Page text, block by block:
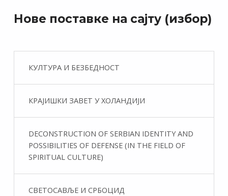
Нове поставке на сајту (избор)
КУЛТУРА И БЕЗБЕДНОСТ
КРАЈИШКИ ЗАВЕТ У ХОЛАНДИЈИ
DECONSTRUCTION OF SERBIAN IDENTITY AND
POSSIBILITIES OF DEFENSE (IN THE FIELD OF
SPIRITUAL CULTURE)
СВЕТОСАВЉЕ И СРБОЦИД